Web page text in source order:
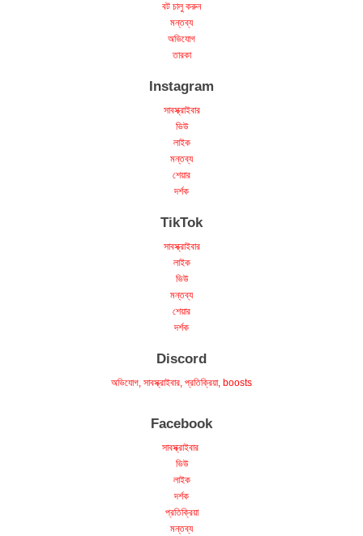
বট চালু করুন
মন্তব্য
অভিযোগ
তারকা
Instagram
সাবস্ক্রাইবার
ভিউ
লাইক
মন্তব্য
শেয়ার
দর্শক
TikTok
সাবস্ক্রাইবার
লাইক
ভিউ
মন্তব্য
শেয়ার
দর্শক
Discord
অভিযোগ, সাবস্ক্রাইবার, প্রতিক্রিয়া, boosts
Facebook
সাবস্ক্রাইবার
ভিউ
লাইক
দর্শক
প্রতিক্রিয়া
মন্তব্য